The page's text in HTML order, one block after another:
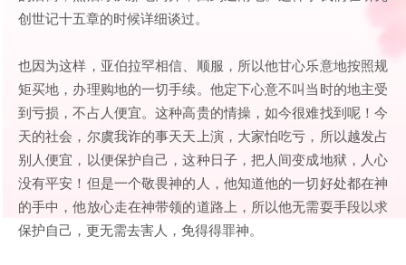
创世记十五章的时候详细谈过。
也因为这样，亚伯拉罕相信、顺服，所以他甘心乐意地按照规
矩买地，办理购地的一切手续。他定下心意不叫当时的地主受
到亏损，不占人便宜。这种高贵的情操，如今很难找到呢！今
天的社会，尔虞我诈的事天天上演，大家怕吃亏，所以越发占
别人便宜，以便保护自己，这种日子，把人间变成地狱，人心
没有平安！但是一个敬畏神的人，他知道他的一切好处都在神
的手中，他放心走在神带领的道路上，所以他无需耍手段以求
保护自己，更无需去害人，免得得罪神。